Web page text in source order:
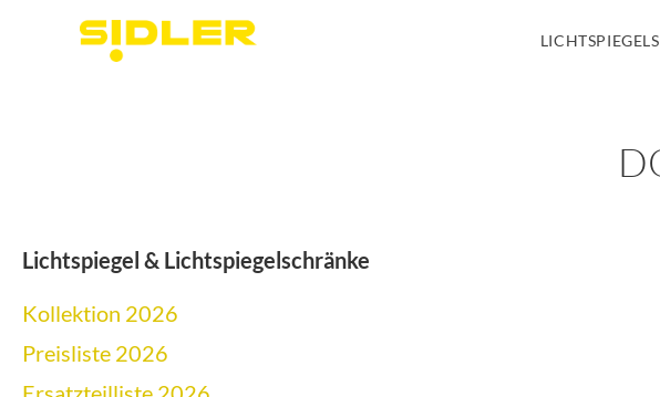
Lichtspiegel & Lichtspiegelschränke
Kollektion 2026
Preisliste 2026